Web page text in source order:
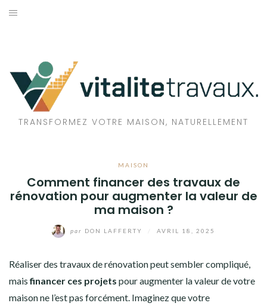
Aller
TRANSFORMEZ VOTRE MAISON, NATURELLEMENT
MAISON
Comment financer des travaux de
rénovation pour augmenter la valeur de
ma maison ?
par DON LAFFERTY AVRIL 18, 2025
Réaliser des travaux de rénovation peut sembler compliqué,
maisfinancer ces projets pour augmenter la valeur de votre
maison ne l’est pas forcément. Imaginez que votre
ÉCOLOGIE
BIEN-ÊTRE